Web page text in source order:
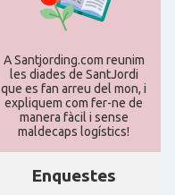
A Santjording.com reunim
les diades de SantJordi
que es fan arreu del mon, i
expliquem com fer-ne de
manera fàcil i sense
maldecaps logí­stics!
Enquestes